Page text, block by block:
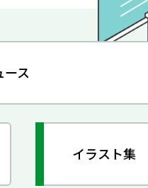
ース
イラスト集